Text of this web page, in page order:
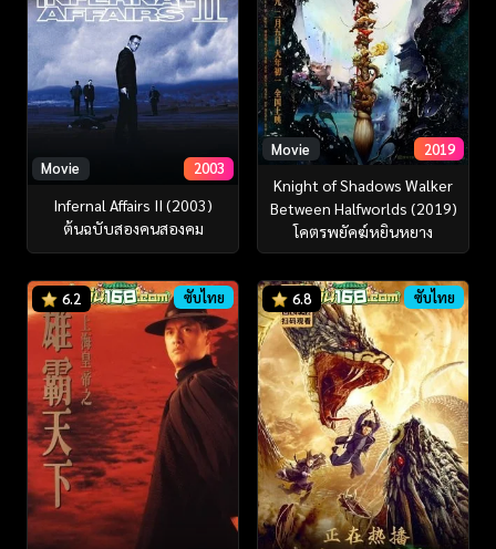
Movie 2003
Infernal Affairs II (2003)
ต้นฉบับสองคนสองคม
Movie 2019
Knight of Shadows Walker
Between Halfworlds (2019)
โคตรพยัคฆ์หยินหยาง
6.2 ซับไทย 6.8 ซับไทย